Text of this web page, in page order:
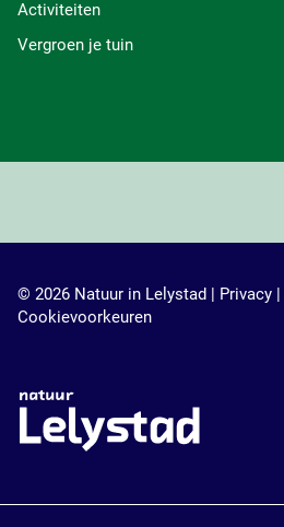
Activiteiten
Vergroen je tuin
© 2026 Natuur in Lelystad | Privacy |
Cookievoorkeuren